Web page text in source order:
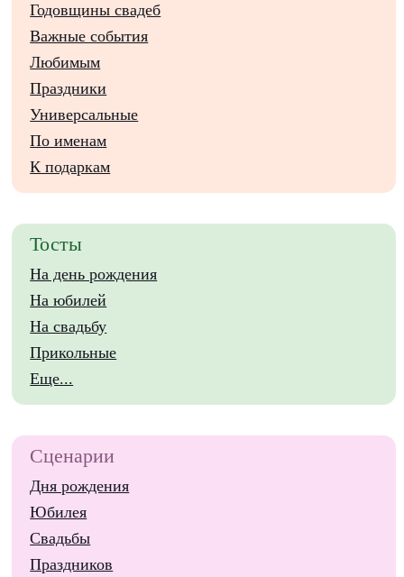
Годовщины свадеб
Важные события
Любимым
Праздники
Универсальные
По именам
К подаркам
Тосты
На день рождения
На юбилей
На свадьбу
Прикольные
Еще...
Сценарии
Дня рождения
Юбилея
Свадьбы
Праздников